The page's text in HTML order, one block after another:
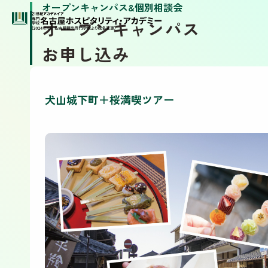
オープンキャンパス&個別相談会
オープンキャンパス
お申し込み
犬山城下町＋桜満喫ツアー